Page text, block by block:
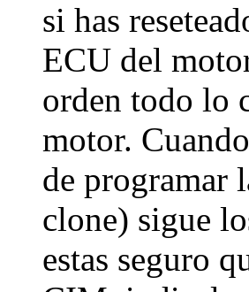
si has
ECU del
orden todo lo
motor.
de programar
clone) sigue
estas seguro